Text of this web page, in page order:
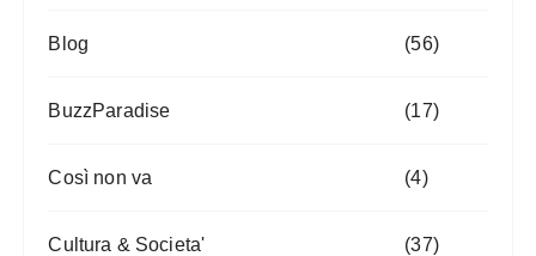
Blog (56)
BuzzParadise (17)
Così non va (4)
Cultura & Societa' (37)